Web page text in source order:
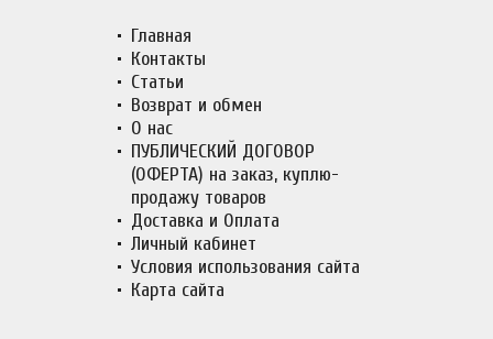
Главная
Контакты
Статьи
Возврат и обмен
О нас
ПУБЛИЧЕСКИЙ ДОГОВОР
(ОФЕРТА) на заказ, куплю-
продажу товаров
Доставка и Оплата
Личный кабинет
Условия использования сайта
Карта сайта